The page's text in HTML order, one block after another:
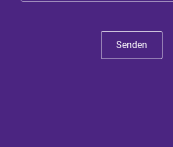
Senden